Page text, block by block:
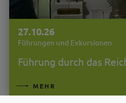
27.10.26
Führungen und Exkursionen
Führung durch das
MEHR